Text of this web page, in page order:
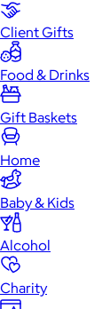
Client Gifts
Food & Drinks
Gift Baskets
Home
Baby & Kids
Alcohol
Charity